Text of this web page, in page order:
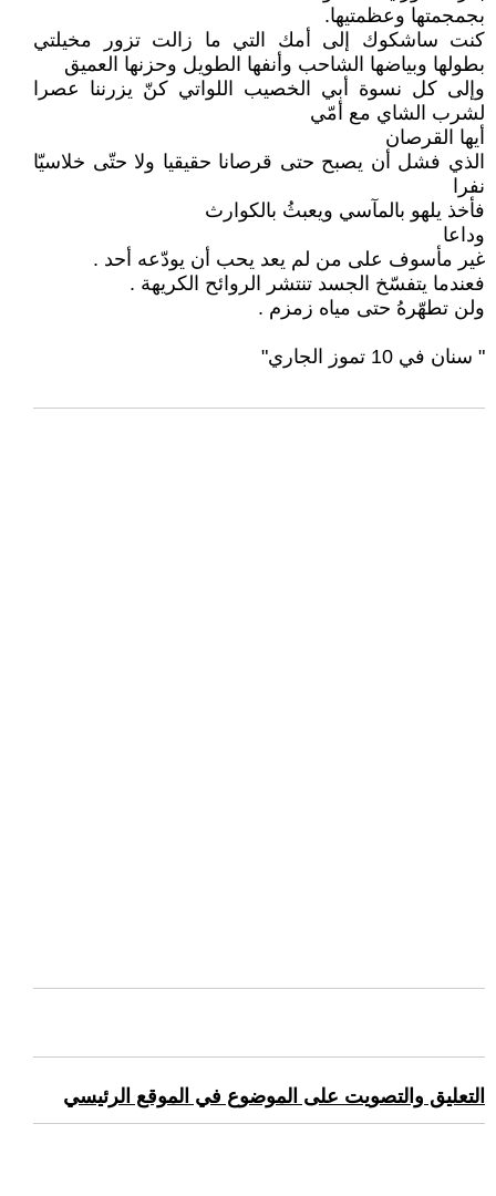
بجمجمتها وعظمتيها.
كنت ساشكوك إلى أمك التي ما زالت تزور مخيلتي
بطولها وبياضها الشاحب وأنفها الطويل وحزنها العميق
وإلى كل نسوة أبي الخصيب اللواتي كنّ يزرننا عصرا
لشرب الشاي مع أمّي
أيها القرصان
الذي فشل أن يصبح حتى قرصانا حقيقيا ولا حتّى خلاسيّا
نفرا
فأخذ يلهو بالمآسي ويعبثُ بالكوارث
وداعا
غير مأسوف على من لم يعد يحب أن يودّعه أحد .
فعندما يتفسّخ الجسد تنتشر الروائح الكريهة .
ولن تطهّرهُ حتى مياه زمزم .
" سنان في 10 تموز الجاري"
التعليق والتصويت على الموضوع في الموقع الرئيسي